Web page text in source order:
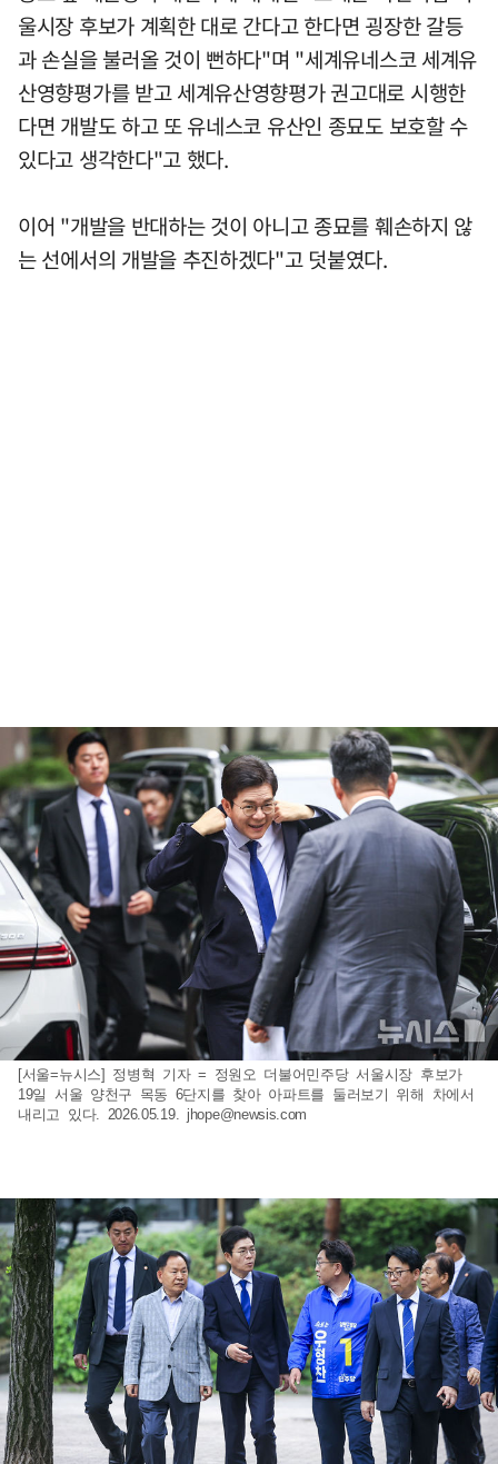
울시장 후보가 계획한 대로 간다고 한다면 굉장한 갈등
과 손실을 불러올 것이 뻔하다"며 "세계유네스코 세계유
산영향평가를 받고 세계유산영향평가 권고대로 시행한
다면 개발도 하고 또 유네스코 유산인 종묘도 보호할 수
있다고 생각한다"고 했다.
이어 "개발을 반대하는 것이 아니고 종묘를 훼손하지 않
는 선에서의 개발을 추진하겠다"고 덧붙였다.
[서울=뉴시스] 정병혁 기자 = 정원오 더불어민주당 서울시장 후보가
19일 서울 양천구 목동 6단지를 찾아 아파트를 둘러보기 위해 차에서
내리고 있다. 2026.05.19. jhope@newsis.com